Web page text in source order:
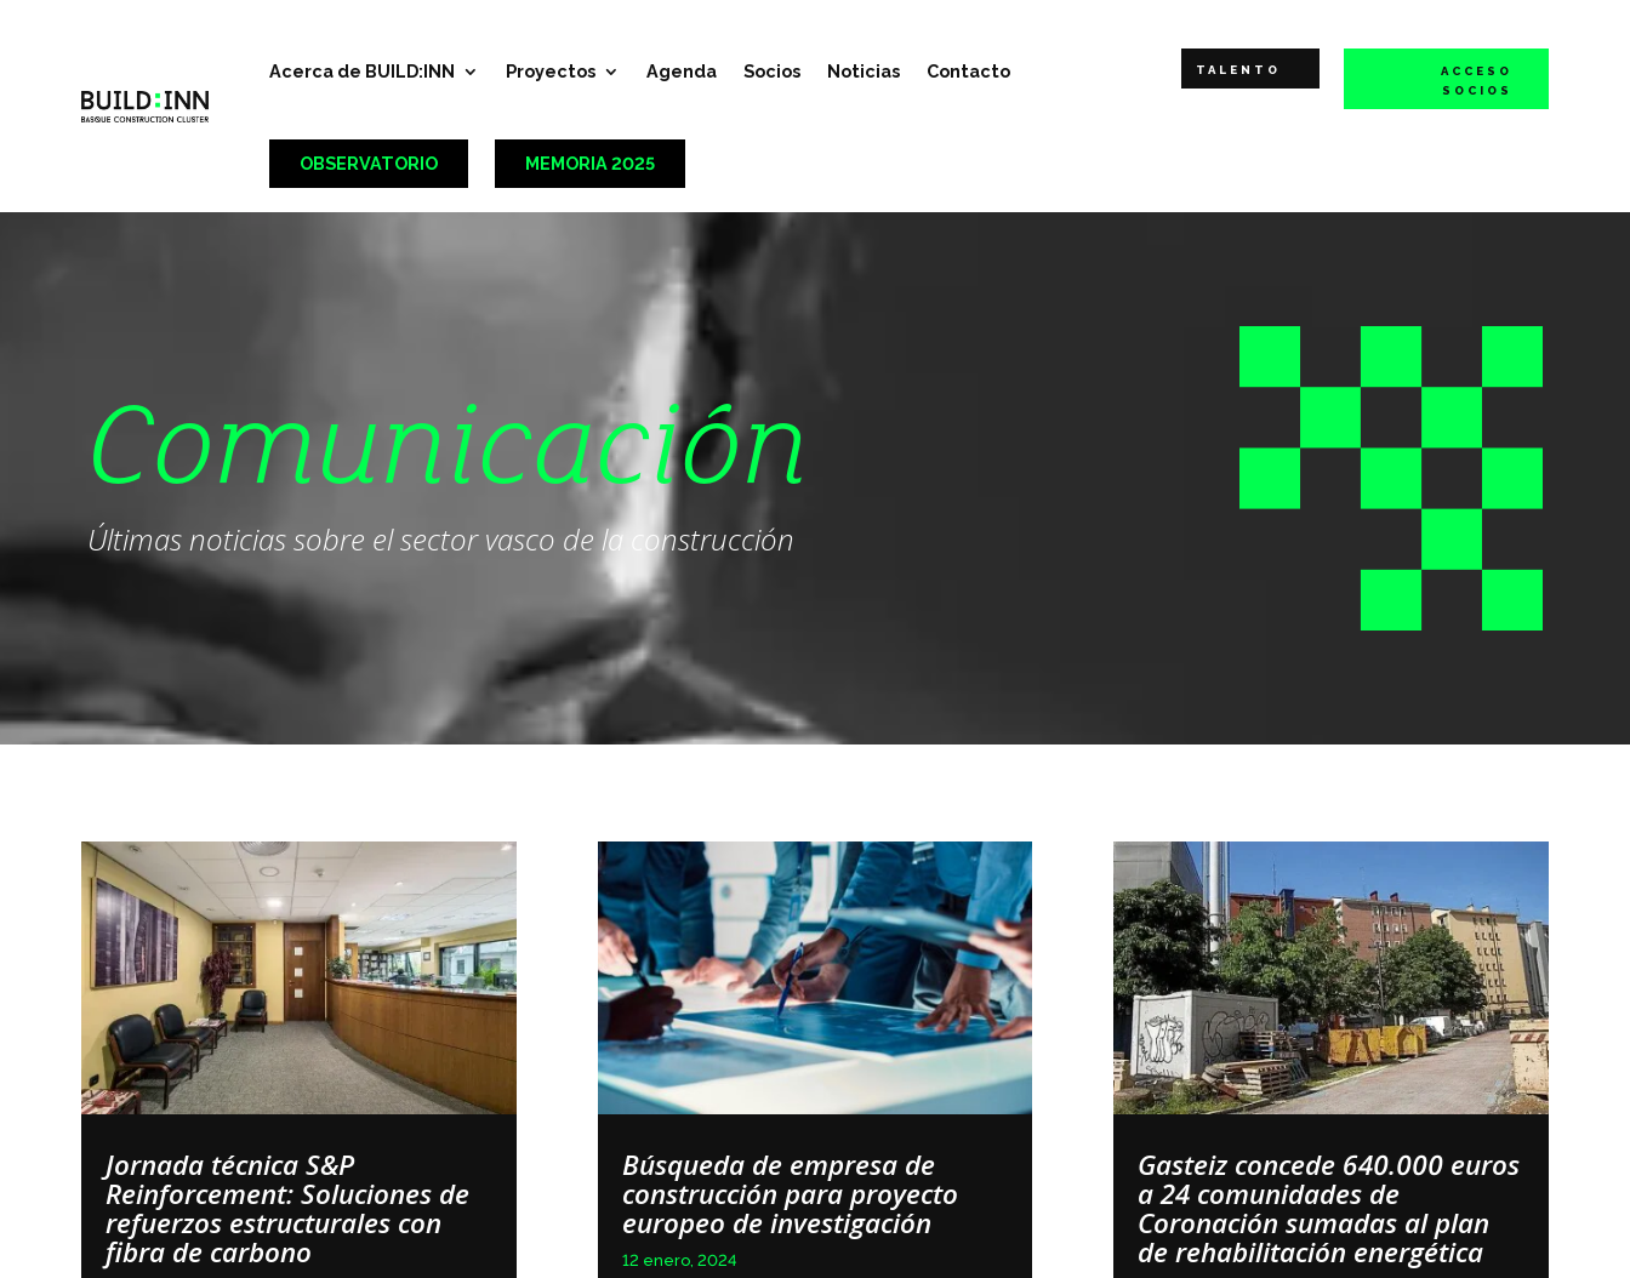
Acerca de BUILD:INN Proyectos Agenda Socios Noticias Contacto
OBSERVATORIO MEMORIA 2025
TALENTO
ACCESO
SOCIOS
Comunicación
Últimas noticias sobre el sector vasco de la construcción
Jornada técnica S&P
Reinforcement: Soluciones de
refuerzos estructurales con
fibra de carbono
Búsqueda de empresa de
construcción para proyecto
europeo de investigación
12 enero, 2024
Gasteiz concede 640.000 euros
a 24 comunidades de
Coronación sumadas al plan
de rehabilitación energética